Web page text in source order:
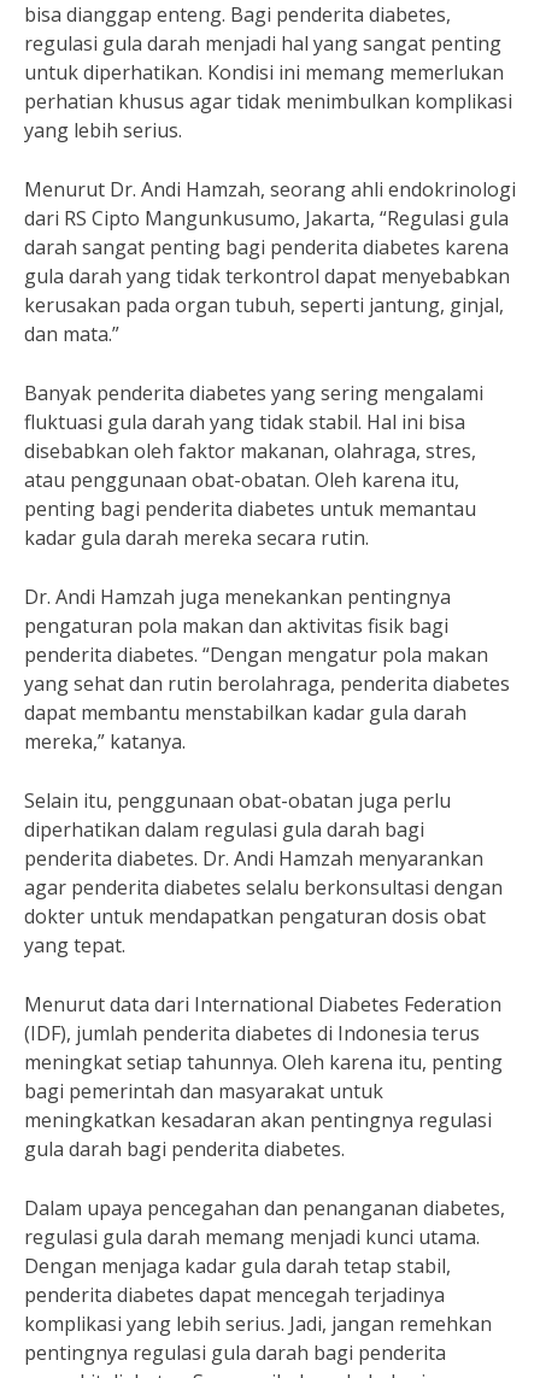
bisa dianggap enteng. Bagi penderita diabetes,
regulasi gula darah menjadi hal yang sangat penting
untuk diperhatikan. Kondisi ini memang memerlukan
perhatian khusus agar tidak menimbulkan komplikasi
yang lebih serius.
Menurut Dr. Andi Hamzah, seorang ahli endokrinologi
dari RS Cipto Mangunkusumo, Jakarta, “Regulasi gula
darah sangat penting bagi penderita diabetes karena
gula darah yang tidak terkontrol dapat menyebabkan
kerusakan pada organ tubuh, seperti jantung, ginjal,
dan mata.”
Banyak penderita diabetes yang sering mengalami
fluktuasi gula darah yang tidak stabil. Hal ini bisa
disebabkan oleh faktor makanan, olahraga, stres,
atau penggunaan obat-obatan. Oleh karena itu,
penting bagi penderita diabetes untuk memantau
kadar gula darah mereka secara rutin.
Dr. Andi Hamzah juga menekankan pentingnya
pengaturan pola makan dan aktivitas fisik bagi
penderita diabetes. “Dengan mengatur pola makan
yang sehat dan rutin berolahraga, penderita diabetes
dapat membantu menstabilkan kadar gula darah
mereka,” katanya.
Selain itu, penggunaan obat-obatan juga perlu
diperhatikan dalam regulasi gula darah bagi
penderita diabetes. Dr. Andi Hamzah menyarankan
agar penderita diabetes selalu berkonsultasi dengan
dokter untuk mendapatkan pengaturan dosis obat
yang tepat.
Menurut data dari International Diabetes Federation
(IDF), jumlah penderita diabetes di Indonesia terus
meningkat setiap tahunnya. Oleh karena itu, penting
bagi pemerintah dan masyarakat untuk
meningkatkan kesadaran akan pentingnya regulasi
gula darah bagi penderita diabetes.
Dalam upaya pencegahan dan penanganan diabetes,
regulasi gula darah memang menjadi kunci utama.
Dengan menjaga kadar gula darah tetap stabil,
penderita diabetes dapat mencegah terjadinya
komplikasi yang lebih serius. Jadi, jangan remehkan
pentingnya regulasi gula darah bagi penderita